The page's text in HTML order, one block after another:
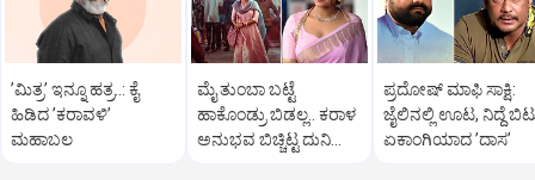
ʼಮಿತ್ರʼ ಇನ್ನೂ ಹತ್ರ..: ಕೈ
ಹಿಡಿದ ʼಕರಾವಳಿʼ
ಮಹಾಬಲ
ಮೈ ತುಂಬಾ ಬಟ್ಟೆ
ಹಾಕೊಂಡ್ರು ಬಿಡಲ್ಲ.. ಕರಾಳ
ಅನುಭವ ಬಿಚ್ಚಿಟ್ಟ ದುನಿಯಾ
ಪ್ರದೋಷ್‌ ಮಾಫಿ ಸಾಕ್ಷಿ:
ಜೈಲಿನಲ್ಲಿ ಊಟ, ನಿದ್ದೆ
ಏಕಾಂಗಿಯಾದ ʼದಾಸʼ